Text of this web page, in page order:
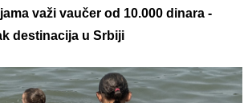
važi vaučer od 10.000 dinara -
destinacija u Srbiji